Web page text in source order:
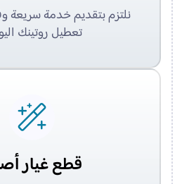
نلتزم بتقديم خدمة سريعة
تعطيل روتينك
قطع غيار